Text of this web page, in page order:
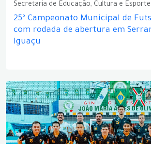
Secretaria de Educação, Cultura e
25º Campeonato Municipal de
com rodada de abertura em
Iguaçu